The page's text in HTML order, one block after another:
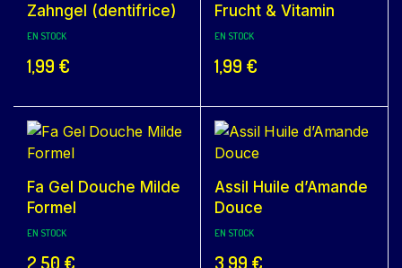
Zahngel (dentifrice)
EN STOCK
1,99 €
Frucht & Vitamin
EN STOCK
1,99 €
Fa Gel Douche Milde
Formel
EN STOCK
2,50 €
Assil Huile d’Amande
Douce
EN STOCK
3,99 €